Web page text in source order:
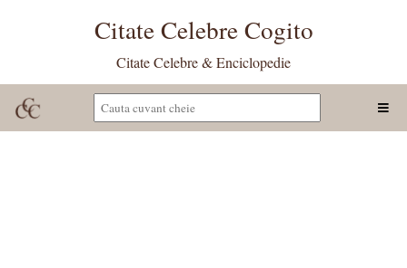
Citate Celebre Cogito
Citate Celebre & Enciclopedie